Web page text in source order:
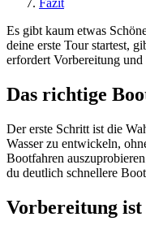
Fazit
Es gibt kaum etwas
deine erste Tour startest,
erfordert Vorbereitung und
Das richtige
Der erste Schritt ist die
Wasser zu entwickeln,
Bootfahren
du deutlich schnellere
Vorbereitung ist